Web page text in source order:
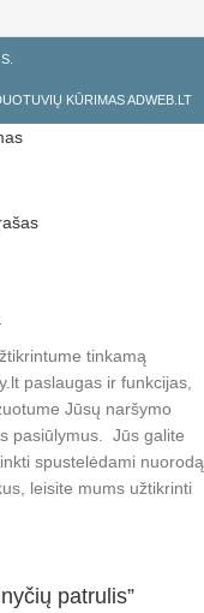
KŪRIMAS ADWEB.LT
tinkamą
paslaugas ir funkcijas,
Jūsų naršymo
pasiūlymus. Jūs galite
spustelėdami nuorodą
leisite mums užtikrinti
patrulis”